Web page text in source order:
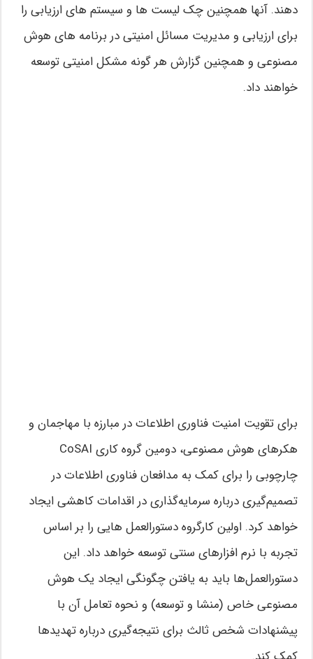
دهند. آنها همچنین چک لیست ها و سیستم های ارزیابی را
برای ارزیابی و مدیریت مسائل امنیتی در برنامه های هوش
مصنوعی و همچنین گزارش هر گونه مشکل امنیتی توسعه
خواهند داد.
برای تقویت امنیت فناوری اطلاعات در مبارزه با مهاجمان و
هکرهای هوش مصنوعی، دومین گروه کاری CoSAI
چارچوبی را برای کمک به مدافعان فناوری اطلاعات در
تصمیم‌گیری درباره سرمایه‌گذاری در اقدامات کاهشی ایجاد
خواهد کرد. اولین کارگروه دستورالعمل هایی را بر اساس
تجربه با نرم افزارهای سنتی توسعه خواهد داد. این
دستورالعمل‌ها باید به یافتن چگونگی ایجاد یک هوش
مصنوعی خاص (منشا و توسعه) و نحوه تعامل آن با
پیشنهادات شخص ثالث برای نتیجه‌گیری درباره تهدیدها